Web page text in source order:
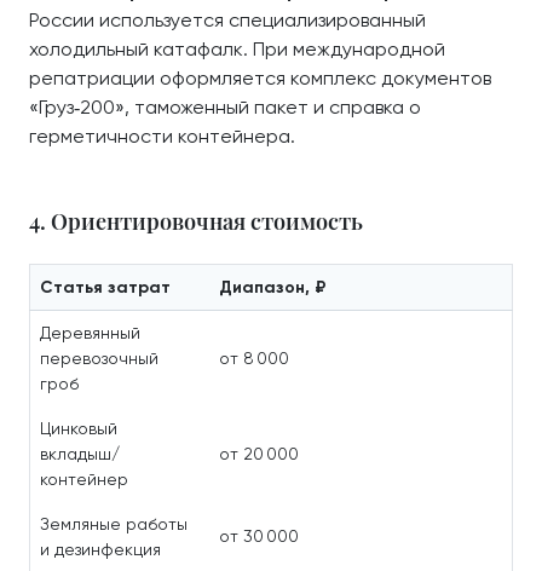
России используется специализированный
холодильный катафалк. При международной
репатриации оформляется комплекс документов
«Груз‑200», таможенный пакет и справка о
герметичности контейнера.
4. Ориентировочная стоимость
Статья затрат Диапазон, ₽
Деревянный
перевозочный
гроб
от 8 000
Цинковый
вкладыш/
контейнер
от 20 000
Земляные работы
и дезинфекция
от 30 000